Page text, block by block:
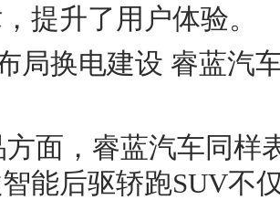
提升了用户体验。
面，睿蓝汽车同样
能后驱轿跑SUV不